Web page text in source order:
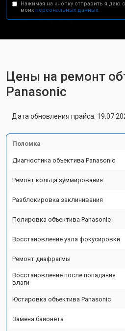
Нажимая на кнопку отправить я даю
моих персональных данных.
Цены на ремонт
Panasonic
Дата обновления прайса:
Поломка
Диагностика объектива Panasonic
Ремонт кольца зуммирования
Разблокировка заклинивания
Полировка объектива Panasonic
Восстановление узла фокусировки
Ремонт диафрагмы
Восстановление после попадания
влаги
Юстировка объектива Panasonic
Замена байонета